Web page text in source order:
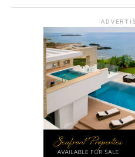
Παρουσιάζει οΜίκης
Δευτέρα 22/12 στις 7μμ
Vouli Report—